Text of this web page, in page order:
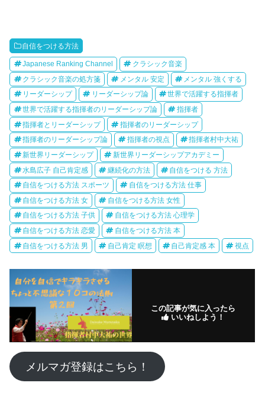
自信をつける方法
Japanese Ranking Channel
クラシック音楽
クラシック音楽の処方箋
メンタル 安定
メンタル 強くする
リーダーシップ
リーダーシップ論
世界で活躍する指揮者
世界で活躍する指揮者のリーダーシップ論
指揮者
指揮者とリーダーシップ
指揮者のリーダーシップ
指揮者のリーダーシップ論
指揮者の視点
指揮者村中大祐
新世界リーダーシップ
新世界リーダーシップアカデミー
水島広子 自己肯定感
継続化の方法
自信をつける 方法
自信をつける方法 スポーツ
自信をつける方法 仕事
自信をつける方法 女
自信をつける方法 女性
自信をつける方法 子供
自信をつける方法 心理学
自信をつける方法 恋愛
自信をつける方法 本
自信をつける方法 男
自己肯定 瞑想 自己肯定感 本 視点
この記事が気に入ったら
いいねしよう！
メルマガ登録はこちら！